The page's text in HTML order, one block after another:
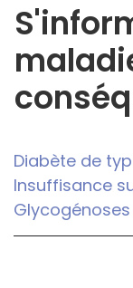
Diabète de
Insuffisance